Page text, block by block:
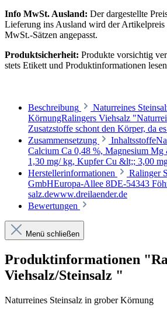
Info MwSt. Ausland: Der dargestellte
Lieferung ins Ausland wird der Artikelpreis
MwSt.-Sätzen angepasst.
Produktsicherheit: Produkte vorsichtig
stets Etikett und Produktinformationen
Beschreibung
Naturreines
KörnungRalingers Viehsalz
Zusatzstoffe schont den Körper, da
Zusammensetzung
Calcium Ca 0,48 %, Magnesium
1,30 mg/ kg, Kupfer Cu &lt;; 3,00
Herstellerinformationen
Ralinger
GmbHEuropa-Allee 8DE-54343
salz.dewww.dreilaender.de
Bewertungen
Menü schließen
Produktinformationen
Viehsalz/Steinsalz "
Naturreines Steinsalz in grober Körnung